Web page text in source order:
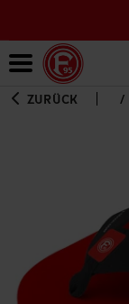
ZURÜCK /